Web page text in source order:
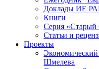
Доклады ИЕ
Книги
Серия «Старый
Статьи и
Проекты
Шмелева